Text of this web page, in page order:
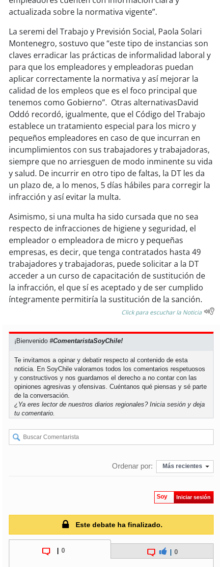
actualizada sobre la normativa vigente”.
La seremi del Trabajo y Previsión Social, Paola Solari
Montenegro, sostuvo que “este tipo de instancias son
claves erradicar las prácticas de informalidad laboral y
para que los empleadores y empleadoras puedan
aplicar correctamente la normativa y así mejorar la
calidad de los empleos que es el foco principal que
tenemos como Gobierno”. Otras alternativasDavid
Oddó recordó, igualmente, que el Código del Trabajo
establece un tratamiento especial para los micro y
pequeños empleadores en caso de que incurran en
incumplimientos con sus trabajadores y trabajadoras,
siempre que no arriesguen de modo inminente su vida
y salud. De incurrir en otro tipo de faltas, la DT les da
un plazo de, a lo menos, 5 días hábiles para corregir la
infracción y así evitar la multa.
Asimismo, si una multa ha sido cursada que no sea
respecto de infracciones de higiene y seguridad, el
empleador o empleadora de micro y pequeñas
empresas, es decir, que tenga contratados hasta 49
trabajadores y trabajadoras, puede solicitar a la DT
acceder a un curso de capacitación de sustitución de
la infracción, el que sí es aceptado y de ser cumplido
íntegramente permitiría la sustitución de la sanción.
Click para escuchar la Noticia
¡Bienvenido#ComentaristaSoyChile!
Te invitamos a opinar y debatir respecto al contenido de esta
noticia. En SoyChile valoramos todos los comentarios respetuosos
y constructivos y nos guardamos el derecho a no contar con las
opiniones agresivas y ofensivas. Cuéntanos qué piensas y sé parte
de la conversación.
¿Ya eres lector de nuestros diarios regionales?Inicia sesión y deja
tu comentario.
Ordenar por: Más recientes
Soy Iniciar sesión
Este debate ha finalizado.
0 0